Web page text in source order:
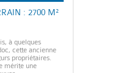
: 2700 M²
à quelques
cette ancienne
propriétaires.
mérite une